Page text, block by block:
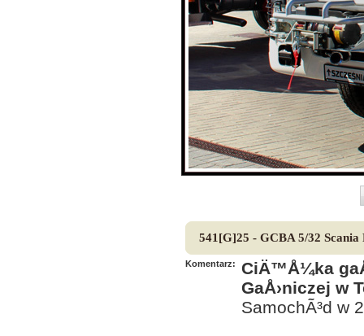
541[G]25 - GCBA 5/32
Komentarz:
CiÄ™Å¼ka
GaÅ›niczej w
SamochÃ³d w